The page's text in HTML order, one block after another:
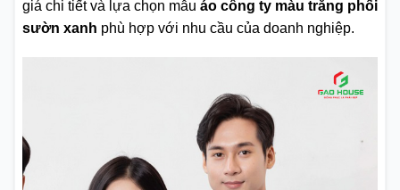
giá chi tiết và lựa chọn mẫu áo công ty màu trắng phối
sườn xanh phù hợp với nhu cầu của doanh nghiệp.